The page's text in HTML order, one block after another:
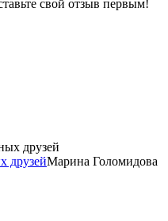
свой отзыв первым!
друзейМарина Голомидова